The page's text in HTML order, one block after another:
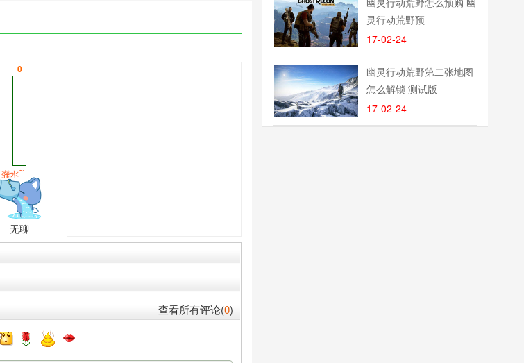
0
无聊
查看所有评论(0)
灵行动荒野预
17-02-24
幽灵行动荒野第二张地图
怎么解锁 测试版
17-02-24